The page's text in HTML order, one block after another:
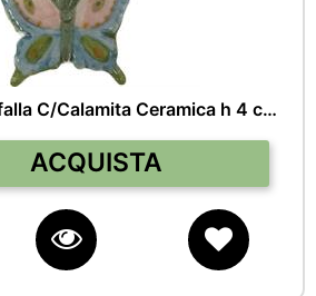
Applicazione Farffalla C/Calamita Ceramica h 4 cm l 5.5 cm
Quantità
ACQUISTA